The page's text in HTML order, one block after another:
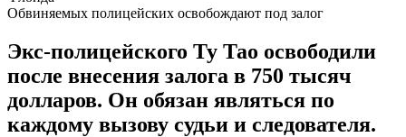
Обвиняемых полицейских освобождают под залог
Экс-полицейского Ту Тао освободили
после внесения залога в 750 тысяч
долларов. Он обязан являться по
каждому вызову судьи и следователя.